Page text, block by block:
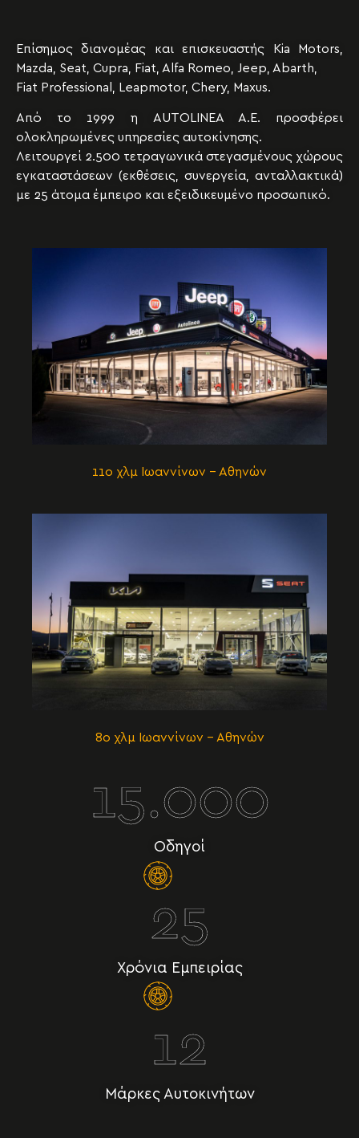
Επίσημος διανομέας και επισκευαστής Kia Motors,
Mazda, Seat, Cupra, Fiat, Alfa Romeo, Jeep, Abarth,
Fiat Professional, Leapmotor, Chery, Maxus.
Από το 1999 η AUTOLINEA A.E. προσφέρει
ολοκληρωμένες υπηρεσίες αυτοκίνησης.
Λειτουργεί 2.500 τετραγωνικά στεγασμένους χώρους
εγκαταστάσεων (εκθέσεις, συνεργεία, ανταλλακτικά)
με 25 άτομα έμπειρο και εξειδικευμένο προσωπικό.
11ο χλμ Ιωαννίνων – Αθηνών
8ο χλμ Ιωαννίνων – Αθηνών
Οδηγοί
15.000
Χρόνια Εμπειρίας
25
Μάρκες Αυτοκινήτων
12